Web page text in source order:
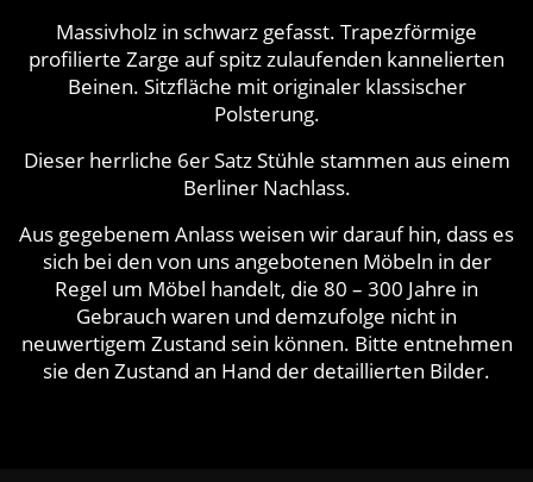
Massivholz in schwarz gefasst. Trapezförmige
profilierte Zarge auf spitz zulaufenden kannelierten
Beinen. Sitzfläche mit originaler klassischer
Polsterung.
Dieser herrliche 6er Satz Stühle stammen aus einem
Berliner Nachlass.
Aus gegebenem Anlass weisen wir darauf hin, dass es
sich bei den von uns angebotenen Möbeln in der
Regel um Möbel handelt, die 80 – 300 Jahre in
Gebrauch waren und demzufolge nicht in
neuwertigem Zustand sein können. Bitte entnehmen
sie den Zustand an Hand der detaillierten Bilder.